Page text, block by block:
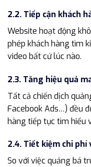
2.2. Tiếp cận khách
Website hoạt động
phép khách hàng tìm
video bất cứ lúc nào.
2.3. Tăng hiệu quả
Tất cả chiến dịch
Facebook Ads…) đều
hàng tiếp tục tìm hiểu
2.4. Tiết kiệm chi phí
So với việc quảng bá